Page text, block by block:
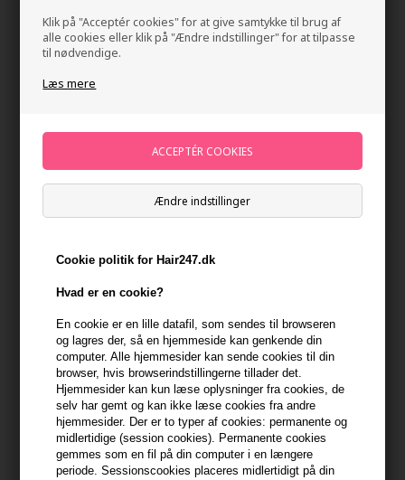
Klik på "Acceptér cookies" for at give samtykke til brug af
alle cookies eller klik på "Ændre indstillinger" for at tilpasse
til nødvendige.
Læs mere
Ændre indstillinger
Cookie politik for Hair247.dk
Hvad er en cookie?
En cookie er en lille datafil, som sendes til browseren
og lagres der, så en hjemmeside kan genkende din
computer. Alle hjemmesider kan sende cookies til din
browser, hvis browserindstillingerne tillader det.
Hjemmesider kan kun læse oplysninger fra cookies, de
selv har gemt og kan ikke læse cookies fra andre
hjemmesider. Der er to typer af cookies: permanente og
midlertidige (session cookies). Permanente cookies
gemmes som en fil på din computer i en længere
periode. Sessionscookies placeres midlertidigt på din
Beard Monkey Hairspray Strong 100ml
UDSOLGT
Send mail når varen kommer på lager igen
Ikke på lager- Leveringstid Ukendt dage
Du får til dit næste køb når du køber denne vare -
konto
399,10 DKK FRA GRATIS FRAGT